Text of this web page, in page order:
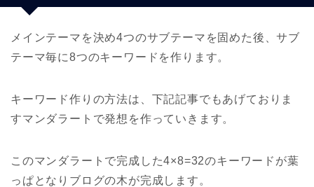
メインテーマを決め4つのサブテーマを固めた後、サブ
テーマ毎に8つのキーワードを作ります。
キーワード作りの方法は、下記記事でもあげておりま
すマンダラートで発想を作っていきます。
このマンダラートで完成した4×8=32のキーワードが葉
っぱとなりブログの木が完成します。